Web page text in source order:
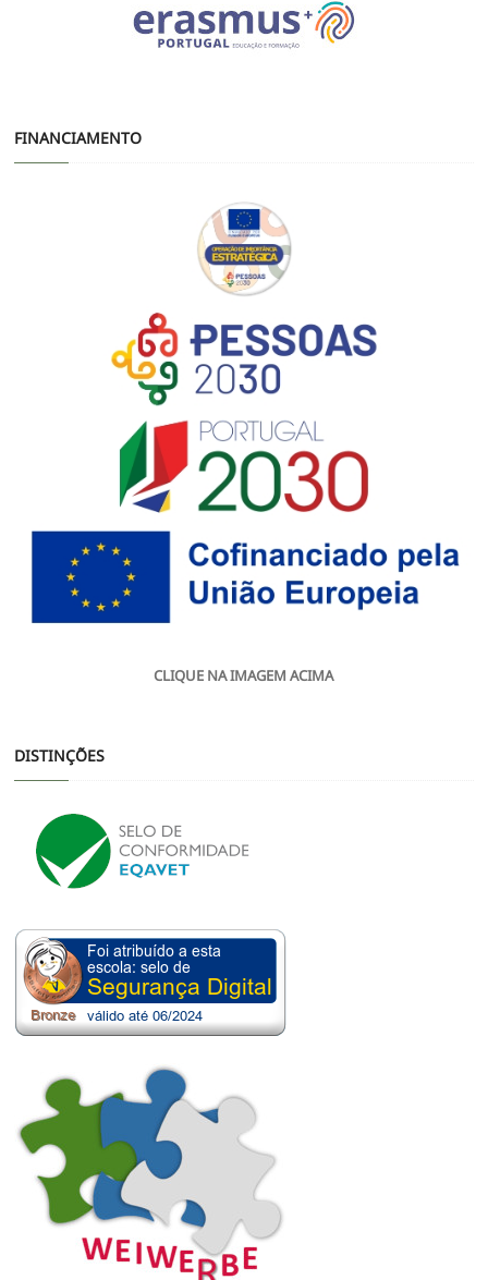
FINANCIAMENTO
CLIQUE NA IMAGEM ACIMA
DISTINÇÕES